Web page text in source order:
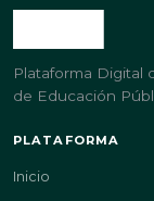
Plataforma Digital
de Educación
PLATAFORMA
Inicio